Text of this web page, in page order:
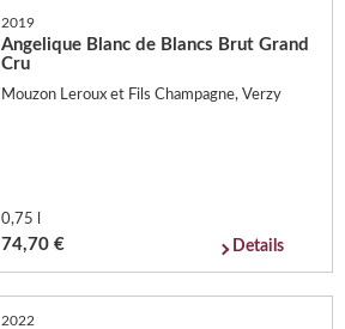
2019
Angelique Blanc de Blancs Brut Grand
Cru
Mouzon Leroux et Fils Champagne, Verzy
0,75 l
74,70 € Details
2022